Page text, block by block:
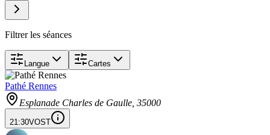
Filtrer les séances
Langue Cartes
Pathé Rennes
Esplanade Charles de Gaulle , 35000
21:30VOST